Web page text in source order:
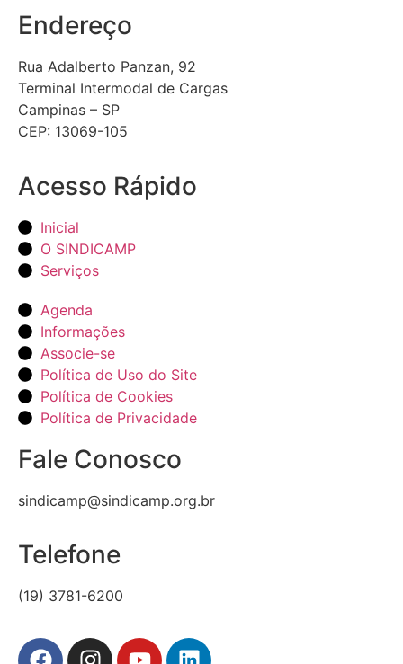
Endereço
Rua Adalberto Panzan, 92
Terminal Intermodal de Cargas
Campinas – SP
CEP: 13069-105
Acesso Rápido
Inicial
O SINDICAMP
Serviços
Agenda
Informações
Associe-se
Política de Uso do Site
Política de Cookies
Política de Privacidade
Fale Conosco
sindicamp@sindicamp.org.br
Telefone
(19) 3781-6200